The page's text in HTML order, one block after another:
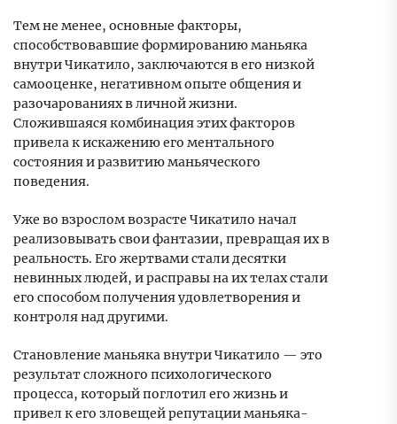
Тем не менее, основные факторы,
способствовавшие формированию маньяка
внутри Чикатило, заключаются в его низкой
самооценке, негативном опыте общения и
разочарованиях в личной жизни.
Сложившаяся комбинация этих факторов
привела к искажению его ментального
состояния и развитию маньяческого
поведения.
Уже во взрослом возрасте Чикатило начал
реализовывать свои фантазии, превращая их в
реальность. Его жертвами стали десятки
невинных людей, и расправы на их телах стали
его способом получения удовлетворения и
контроля над другими.
Становление маньяка внутри Чикатило — это
результат сложного психологического
процесса, который поглотил его жизнь и
привел к его зловещей репутации маньяка-